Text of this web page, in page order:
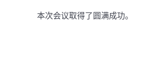
本次会议取得了圆满成功。